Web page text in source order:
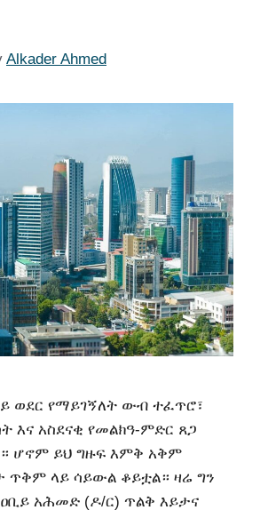
Alkader Ahmed
ወደር የማይገኝለት ውብ ተፈጥሮ፣
እና አስደናቂ የመልክዓ-ምድር ጸጋ
ሆኖም ይህ ግዙፍ እምቅ አቅም
ጥቅም ላይ ሳይውል ቆይቷል። ዛሬ ግን
አሕመድ (ዶ/ር) ጥልቅ እይታና